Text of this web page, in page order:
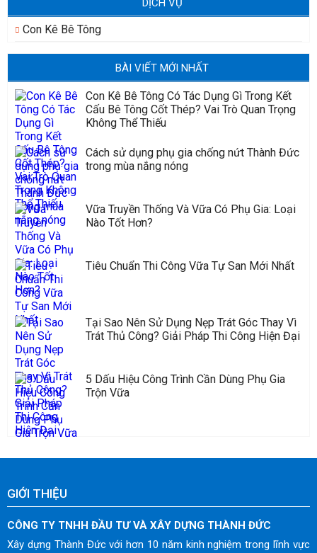
DỊCH VỤ
Con Kê Bê Tông
BÀI VIẾT MỚI NHẤT
Con Kê Bê Tông Có Tác Dụng Gì Trong Kết
Cấu Bê Tông Cốt Thép? Vai Trò Quan Trọng
Không Thể Thiếu
Cách sử dụng phụ gia chống nứt Thành Đức
trong mùa nắng nóng
Vữa Truyền Thống Và Vữa Có Phụ Gia: Loại
Nào Tốt Hơn?
Tiêu Chuẩn Thi Công Vữa Tự San Mới Nhất
Tại Sao Nên Sử Dụng Nẹp Trát Góc Thay Vì
Trát Thủ Công? Giải Pháp Thi Công Hiện Đại
5 Dấu Hiệu Công Trình Cần Dùng Phụ Gia
Trộn Vữa
GIỚI THIỆU
CÔNG TY TNHH ĐẦU TƯ VÀ XÂY DỰNG THÀNH ĐỨC
Xây dựng Thành Đức với hơn 10 năm kinh nghiệm trong lĩnh vực